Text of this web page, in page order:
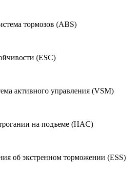
тормозов (ABS)
(ESC)
активного управления (VSM)
на подъеме (HAC)
об экстренном торможении (ESS)